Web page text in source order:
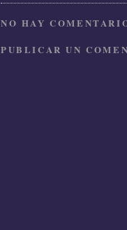
NO HAY
PUBLICAR UN